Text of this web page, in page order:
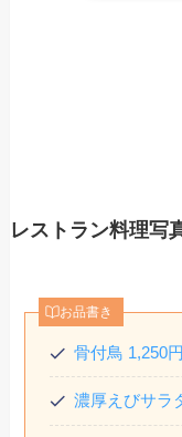
レストラン料理写
お品書き
骨付鳥 1,250円
濃厚えびサラ